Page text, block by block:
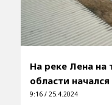
На реке Лена на
области
9:16 / 25.4.2024